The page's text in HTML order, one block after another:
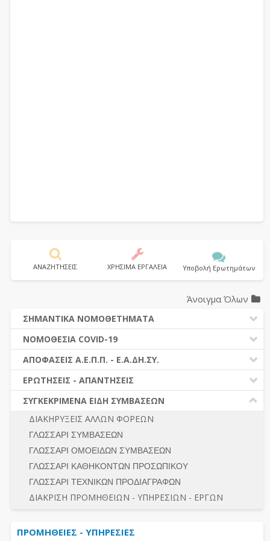
ΑΝΑΖΗΤΗΣΕΙΣ ΧΡΗΣΙΜΑ ΕΡΓΑΛΕΙΑ Υποβολή Ερωτημάτων
Άνοιγμα Όλων
ΣΗΜΑΝΤΙΚΑ ΝΟΜΟΘΕΤΗΜΑΤΑ
ΔΗΜΟΣΙΕΣ ΣΥΜΒΑΣΕΙΣ (Ν. 4412/2016)
ΔΗΜΟΤΙΚΟΣ ΚΩΔΙΚΑΣ (Ν.3463/2006)
ΚΑΛΛΙΚΡΑΤΗΣ (Ν.3852/2010)
ΝΟΜΟΘΕΣΙΑ - ΝΟΜΟΛΟΓΙΑ (ΣΥΝΟΛΟ)
ΝΟΜΟΘΕΣΙΑ COVID-19
ΝΟΜΟΘΕΣΙΑ - ΝΟΜΟΛΟΓΙΑ COVID -19
ΕΡΩΤΗΣΕΙΣ - ΑΠΑΝΤΗΣΕΙΣ
ΑΠΟΦΑΣΕΙΣ Α.Ε.Π.Π. - Ε.Α.ΔΗ.ΣΥ.
ΠΡΟΔΙΚΑΣΤΙΚΗ ΠΡΟΣΦΥΓΗ
ΓΕΝΙΚΟΙ ΚΑΝΟΝΕΣ
ΔΙΚΑΙΟΥΜΕΝΟΙ ΣΥΜΜΕΤΟΧΗΣ
ΠΡΟΣΦΟΡΕΣ – ΔΙΚΑΙΟΛΟΓΗΤΙΚΑ ΣΥΜΜΕΤΟΧΗΣ
ΔΙΕΞΑΓΩΓΗ ΔΙΑΔΙΚΑΣΙΑΣ
ΕΣΗΔΗΣ – ΚΗΜΔΗΣ
ΠΕΡΙΛΗΨΕΙΣ ΑΠΟΦΑΣΕΩΝ Α.Ε.Π.Π. - Ε.Α.ΔΗ.ΣΥ.
ΣΥΝΟΛΟ
ΕΡΩΤΗΣΕΙΣ - ΑΠΑΝΤΗΣΕΙΣ
Ν. 4782/2021 - ΤΡΟΠΟΠΟΙΗΣΗ 4412/2016
ΔΙΕΞΑΓΩΓΗ ΔΙΑΔΙΚΑΣΙΑΣ
ΔΙΑΔΙΚΑΣΙΕΣ ΑΝΑΘΕΣΗΣ
ΓΕΝΙΚΟΙ ΚΑΝΟΝΕΣ
ΠΡΟΕΤΟΙΜΑΣΙΑ - ΔΗΜΟΣΙΟΤΗΤΑ
ΛΟΓΟΙ ΑΠΟΚΛΕΙΣΜΟΥ-ΔΙΚΑΙΟΥΜΕΝΟΙ ΣΥΜΜΕΤΟΧΗΣ
ΠΡΟΣΦΟΡΕΣ - ΔΙΚΑΙΟΛΟΓΗΤΙΚΑ ΣΥΜΜΕΤΟΧΗΣ
ΣΥΓΚΕΚΡΙΜΕΝΑ ΕΙΔΗ ΣΥΜΒΑΣΕΩΝ
ΔΙΑΚΗΡΥΞΕΙΣ ΑΛΛΩΝ ΦΟΡΕΩΝ
ΓΛΩΣΣΑΡΙ ΣΥΜΒΑΣΕΩΝ
ΓΛΩΣΣΑΡΙ ΟΜΟΕΙΔΩΝ ΣΥΜΒΑΣΕΩΝ
ΓΛΩΣΣΑΡΙ ΚΑΘΗΚΟΝΤΩΝ ΠΡΟΣΩΠΙΚΟΥ
ΓΛΩΣΣΑΡΙ ΤΕΧΝΙΚΩΝ ΠΡΟΔΙΑΓΡΑΦΩΝ
ΔΙΑΚΡΙΣΗ ΠΡΟΜΗΘΕΙΩΝ - ΥΠΗΡΕΣΙΩΝ - ΕΡΓΩΝ
ΠΡΟΜΗΘΕΙΕΣ - ΥΠΗΡΕΣΙΕΣ